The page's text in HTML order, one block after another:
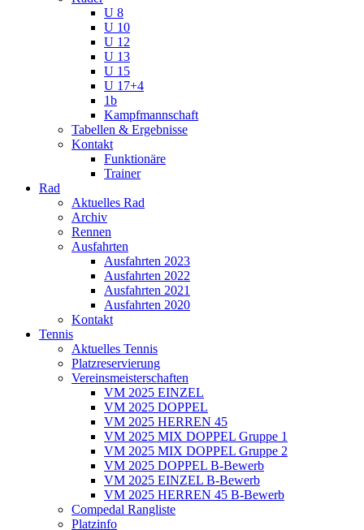
U 8
U 10
U 12
U 13
U 15
U 17+4
1b
Kampfmannschaft
Tabellen & Ergebnisse
Kontakt
Funktionäre
Trainer
Rad
Aktuelles Rad
Archiv
Rennen
Ausfahrten
Ausfahrten 2023
Ausfahrten 2022
Ausfahrten 2021
Ausfahrten 2020
Kontakt
Tennis
Aktuelles Tennis
Platzreservierung
Vereinsmeisterschaften
VM 2025 EINZEL
VM 2025 DOPPEL
VM 2025 HERREN 45
VM 2025 MIX DOPPEL Gruppe 1
VM 2025 MIX DOPPEL Gruppe 2
VM 2025 DOPPEL B-Bewerb
VM 2025 EINZEL B-Bewerb
VM 2025 HERREN 45 B-Bewerb
Compedal Rangliste
Platzinfo